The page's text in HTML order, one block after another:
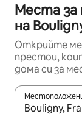
Места за
на
Открийте
престои,
дома си за
Когато